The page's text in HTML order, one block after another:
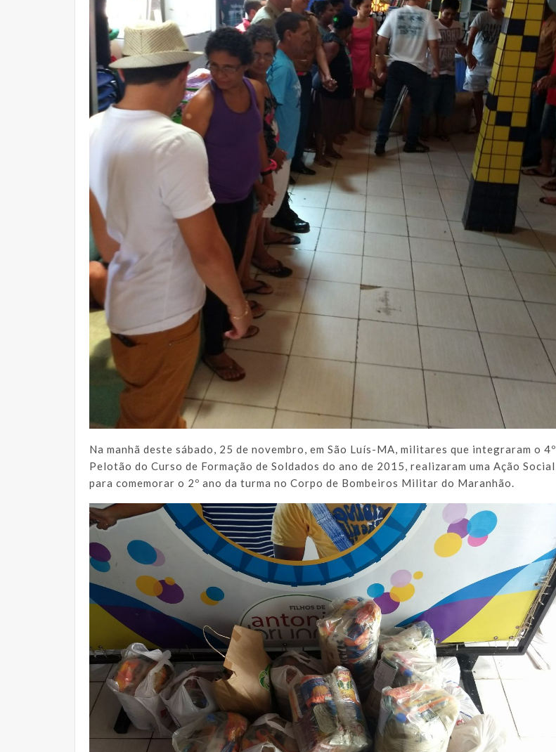
Na manhã deste sábado, 25 de novembro, em São Luís-MA, militares que integraram o 4º
Pelotão do Curso de Formação de Soldados do ano de 2015, realizaram uma Ação Social
para comemorar o 2º ano da turma no Corpo de Bombeiros Militar do Maranhão.